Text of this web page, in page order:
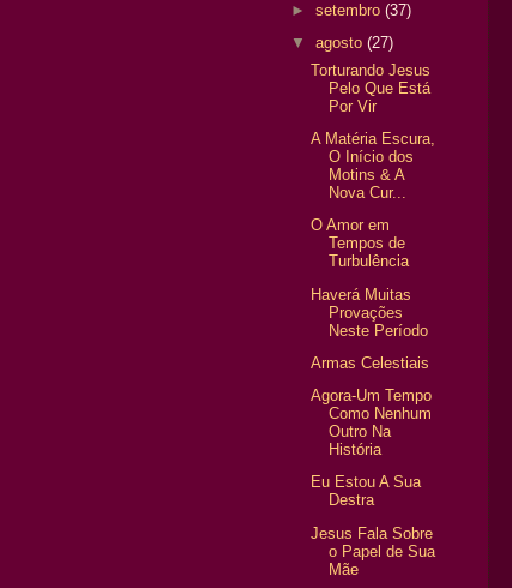
►setembro(37)
▼agosto(27)
Torturando Jesus
Pelo Que Está
Por Vir
A Matéria Escura,
O Início dos
Motins & A
Nova Cur...
O Amor em
Tempos de
Turbulência
Haverá Muitas
Provações
Neste Período
Armas Celestiais
Agora-Um Tempo
Como Nenhum
Outro Na
História
Eu Estou A Sua
Destra
Jesus Fala Sobre
o Papel de Sua
Mãe